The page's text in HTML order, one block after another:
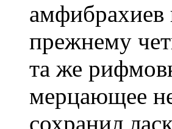
амфибрахиев
прежнему
та же
мерцающее
сохранил